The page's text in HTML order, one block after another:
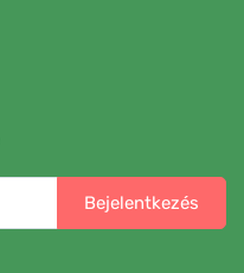
Bejelentkezés